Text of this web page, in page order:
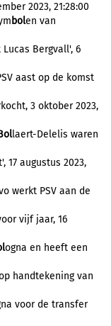
2023, 21:28:00
bolen van
Bergvall', 6
aast op de komst
3 oktober 2023,
laert-Delelis waren
17 augustus 2023,
werkt PSV aan de
vijf jaar, 16
ogna en heeft een
handtekening van
voor de transfer